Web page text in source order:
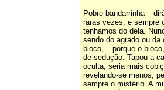
Pobre bandarrinha –
raras vezes, e sempre
tenhamos dó dela.
sendo do agrado ou
bioco, – porque o
de sedução. Tapou a
oculta, seria mais
revelando-se menos,
sempre o mistério. A